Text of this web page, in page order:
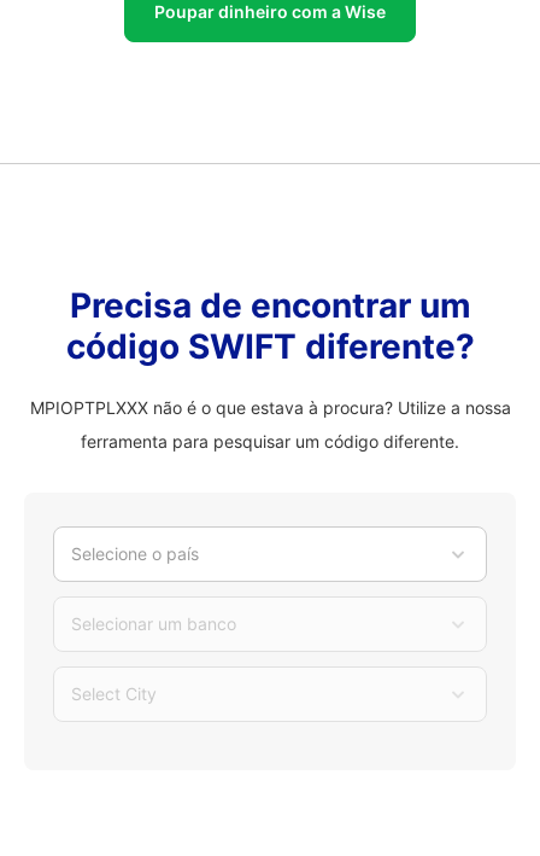
Poupar dinheiro com a Wise
Precisa de encontrar um
código SWIFT diferente?
MPIOPTPLXXX não é o que estava à procura? Utilize a nossa
ferramenta para pesquisar um código diferente.
Selecione o país
Selecionar um banco
Select City